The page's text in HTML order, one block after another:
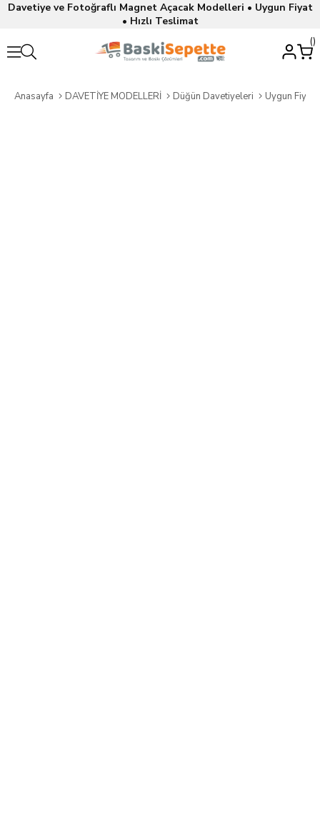
Davetiye ve Fotoğraflı Magnet Açacak Modelleri • Uygun Fiyat
• Hızlı Teslimat
Anasayfa DAVETİYE MODELLERİ Düğün Davetiyeleri Uygun